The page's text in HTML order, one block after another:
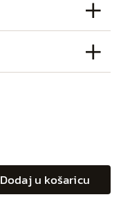
Dodaj u košaricu